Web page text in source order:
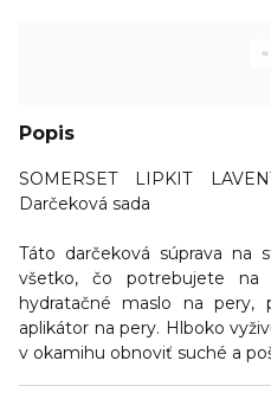
Popis
SOMERSET LIPKIT
Darčeková sada
Táto darčeková súprava na
všetko, čo potrebujete na
hydratačné maslo na pery,
aplikátor na pery. Hlboko
v okamihu obnoviť suché a